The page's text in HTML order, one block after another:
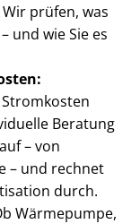
prüfen, was
und wie Sie es
Beratung
– von
– und rechnet
durch.
Wärmepumpe,